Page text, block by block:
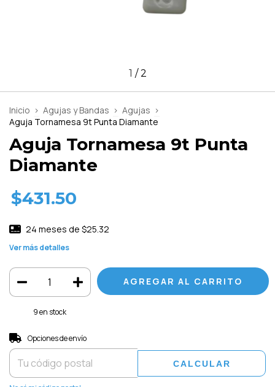
1 /2
Inicio > Agujas y Bandas > Agujas >
Aguja Tornamesa 9t Punta Diamante
Aguja Tornamesa 9t Punta
Diamante
$431.50
24 meses de $25.32
Ver más detalles
9en stock
Entregas para el CP:
Opciones de envío
CALCULAR